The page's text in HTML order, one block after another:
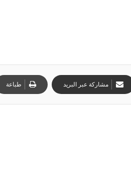
مشاركة عبر البريد طباعة